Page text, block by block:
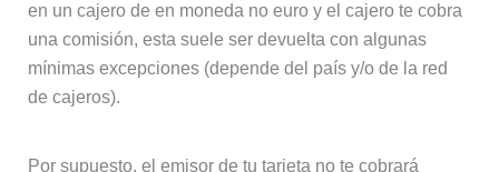
en un cajero de en moneda no euro y el cajero te cobra
una comisión, esta suele ser devuelta con algunas
mínimas excepciones (depende del país y/o de la red
de cajeros).
Por supuesto, el emisor de tu tarjeta no te cobrará